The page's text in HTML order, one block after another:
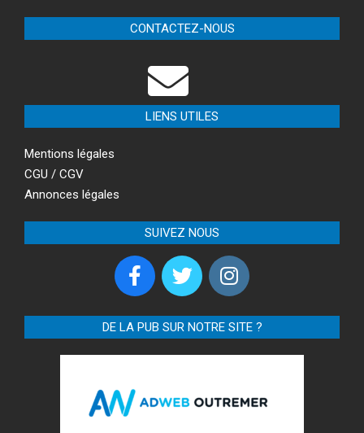
CONTACTEZ-NOUS
LIENS UTILES
Mentions légales
CGU / CGV
Annonces légales
SUIVEZ NOUS
DE LA PUB SUR NOTRE SITE ?